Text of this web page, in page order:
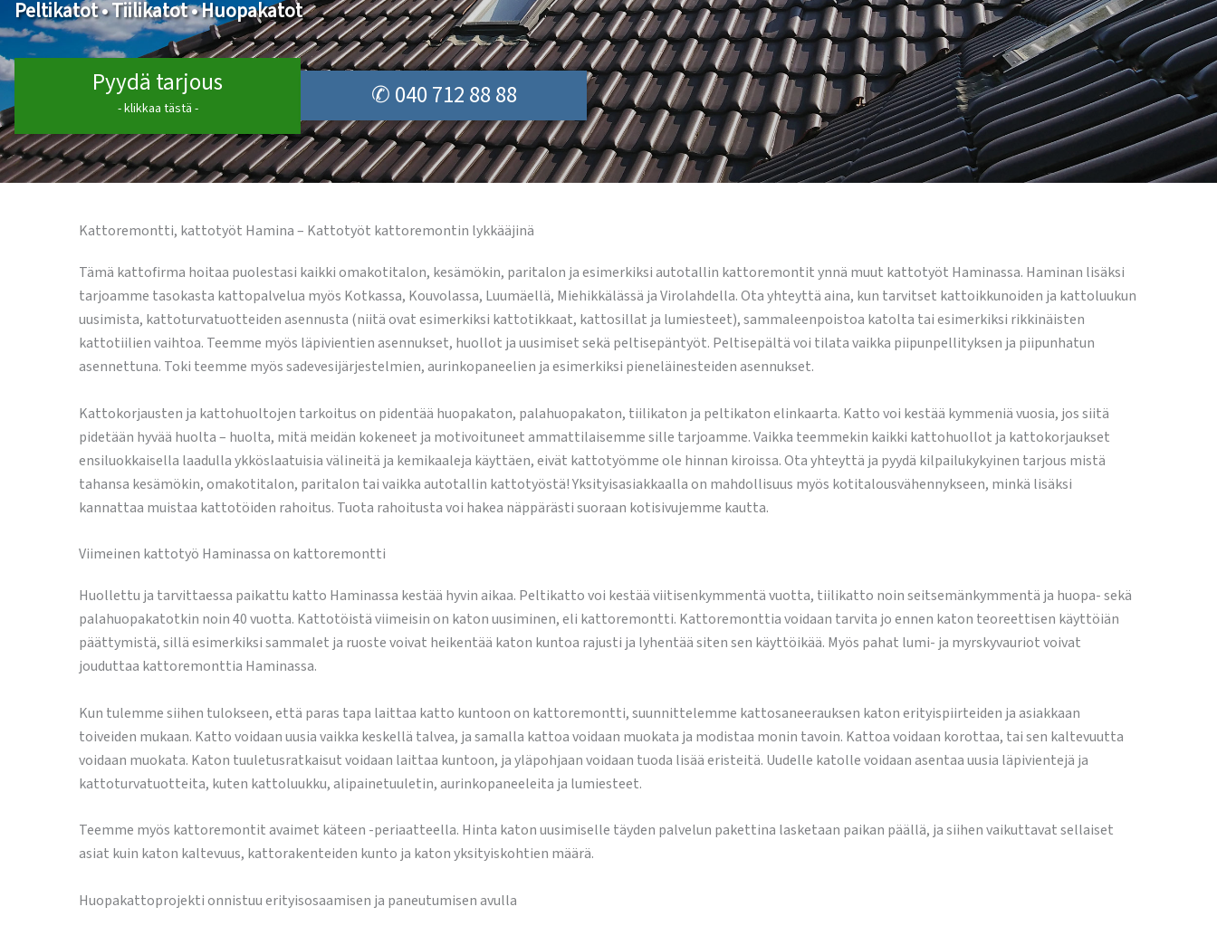
Peltikatot • Tiilikatot • Huopakatot
Pyydä tarjous
- klikkaa tästä - ✆ 040 712 88 88
Kattoremontti, kattotyöt Hamina – Kattotyöt kattoremontin lykkääjinä
Tämä kattofirma hoitaa puolestasi kaikki omakotitalon, kesämökin, paritalon ja esimerkiksi autotallin kattoremontit ynnä muut kattotyöt Haminassa. Haminan lisäksi
tarjoamme tasokasta kattopalvelua myös Kotkassa, Kouvolassa, Luumäellä, Miehikkälässä ja Virolahdella. Ota yhteyttä aina, kun tarvitset kattoikkunoiden ja kattoluukun
uusimista, kattoturvatuotteiden asennusta (niitä ovat esimerkiksi kattotikkaat, kattosillat ja lumiesteet), sammaleenpoistoa katolta tai esimerkiksi rikkinäisten
kattotiilien vaihtoa. Teemme myös läpivientien asennukset, huollot ja uusimiset sekä peltisepäntyöt. Peltisepältä voi tilata vaikka piipunpellityksen ja piipunhatun
asennettuna. Toki teemme myös sadevesijärjestelmien, aurinkopaneelien ja esimerkiksi pieneläinesteiden asennukset.
Kattokorjausten ja kattohuoltojen tarkoitus on pidentää huopakaton, palahuopakaton, tiilikaton ja peltikaton elinkaarta. Katto voi kestää kymmeniä vuosia, jos siitä
pidetään hyvää huolta – huolta, mitä meidän kokeneet ja motivoituneet ammattilaisemme sille tarjoamme. Vaikka teemmekin kaikki kattohuollot ja kattokorjaukset
ensiluokkaisella laadulla ykköslaatuisia välineitä ja kemikaaleja käyttäen, eivät kattotyömme ole hinnan kiroissa. Ota yhteyttä ja pyydä kilpailukykyinen tarjous mistä
tahansa kesämökin, omakotitalon, paritalon tai vaikka autotallin kattotyöstä! Yksityisasiakkaalla on mahdollisuus myös kotitalousvähennykseen, minkä lisäksi
kannattaa muistaa kattotöiden rahoitus. Tuota rahoitusta voi hakea näppärästi suoraan kotisivujemme kautta.
Viimeinen kattotyö Haminassa on kattoremontti
Huollettu ja tarvittaessa paikattu katto Haminassa kestää hyvin aikaa. Peltikatto voi kestää viitisenkymmentä vuotta, tiilikatto noin seitsemänkymmentä ja huopa- sekä
palahuopakatotkin noin 40 vuotta. Kattotöistä viimeisin on katon uusiminen, eli kattoremontti. Kattoremonttia voidaan tarvita jo ennen katon teoreettisen käyttöiän
päättymistä, sillä esimerkiksi sammalet ja ruoste voivat heikentää katon kuntoa rajusti ja lyhentää siten sen käyttöikää. Myös pahat lumi- ja myrskyvauriot voivat
jouduttaa kattoremonttia Haminassa.
Kun tulemme siihen tulokseen, että paras tapa laittaa katto kuntoon on kattoremontti, suunnittelemme kattosaneerauksen katon erityispiirteiden ja asiakkaan
toiveiden mukaan. Katto voidaan uusia vaikka keskellä talvea, ja samalla kattoa voidaan muokata ja modistaa monin tavoin. Kattoa voidaan korottaa, tai sen kaltevuutta
voidaan muokata. Katon tuuletusratkaisut voidaan laittaa kuntoon, ja yläpohjaan voidaan tuoda lisää eristeitä. Uudelle katolle voidaan asentaa uusia läpivientejä ja
kattoturvatuotteita, kuten kattoluukku, alipainetuuletin, aurinkopaneeleita ja lumiesteet.
Teemme myös kattoremontit avaimet käteen -periaatteella. Hinta katon uusimiselle täyden palvelun pakettina lasketaan paikan päällä, ja siihen vaikuttavat sellaiset
asiat kuin katon kaltevuus, kattorakenteiden kunto ja katon yksityiskohtien määrä.
Huopakattoprojekti onnistuu erityisosaamisen ja paneutumisen avulla